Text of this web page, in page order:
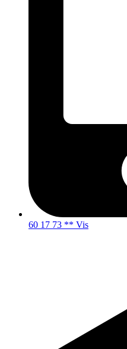
60 17 73 ** Vis